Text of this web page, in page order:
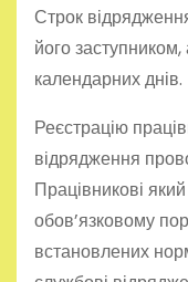
Строк
його
календарних днів.
Реєстрацію
відрядження
Працівникові
обов’язковому
встановлених